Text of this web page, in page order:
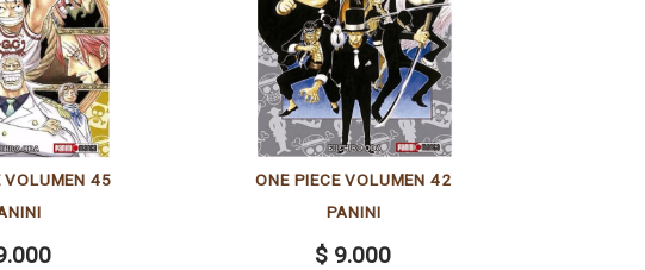
VOLUMEN 45
ONE PIECE VOLUMEN 42
PANINI
$ 9.000